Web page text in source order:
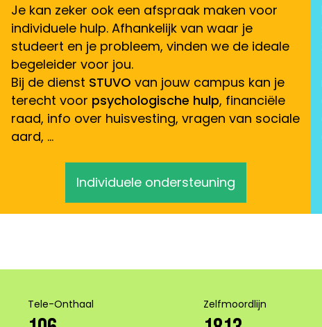
Je kan zeker ook een afspraak maken voor
individuele hulp. Afhankelijk van waar je
studeert en je probleem, vinden we de ideale
begeleider voor jou.
Bij de dienst STUVO van jouw campus kan je
terecht voor psychologische hulp, financiële
raad, info over huisvesting, vragen van sociale
aard, …
Individuele ondersteuning
Tele-Onthaal Zelfmoordlijn